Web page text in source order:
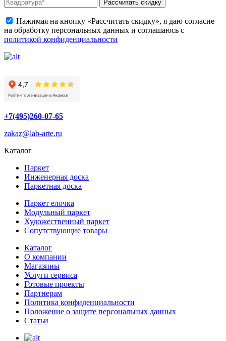
Рассчитать скидку
Нажимая на кнопку «Рассчитать скидку», я даю согласие
на обработку персональных данных и соглашаюсь с
политикой конфиденциальности
+7(495)260-07-65
zakaz@lab-arte.ru
Каталог
Паркет
Инженерная доска
Паркетная доска
Паркет елочка
Модульный паркет
Художественный паркет
Сопутствующие товары
Каталог
О компании
Магазины
Услуги сервиса
Готовые проекты
Партнерам
Политика конфиденциальности
Положение о защите персональных данных
Статьи